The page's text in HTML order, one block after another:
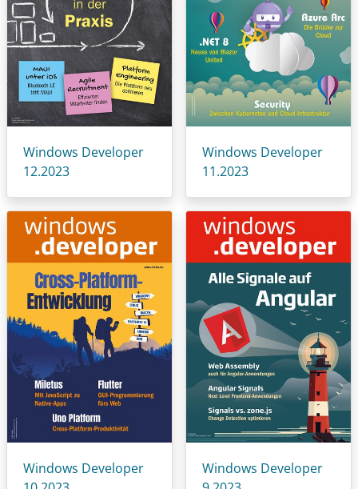
Windows Developer
12.2023
Windows Developer
11.2023
Windows Developer
Windows Developer